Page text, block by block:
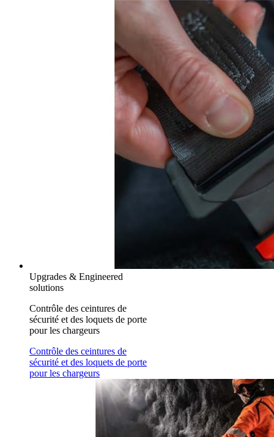
Upgrades & Engineered
solutions
Contrôle des ceintures de
sécurité et des loquets de porte
pour les chargeurs
Contrôle des ceintures de
sécurité et des loquets de porte
pour les chargeurs